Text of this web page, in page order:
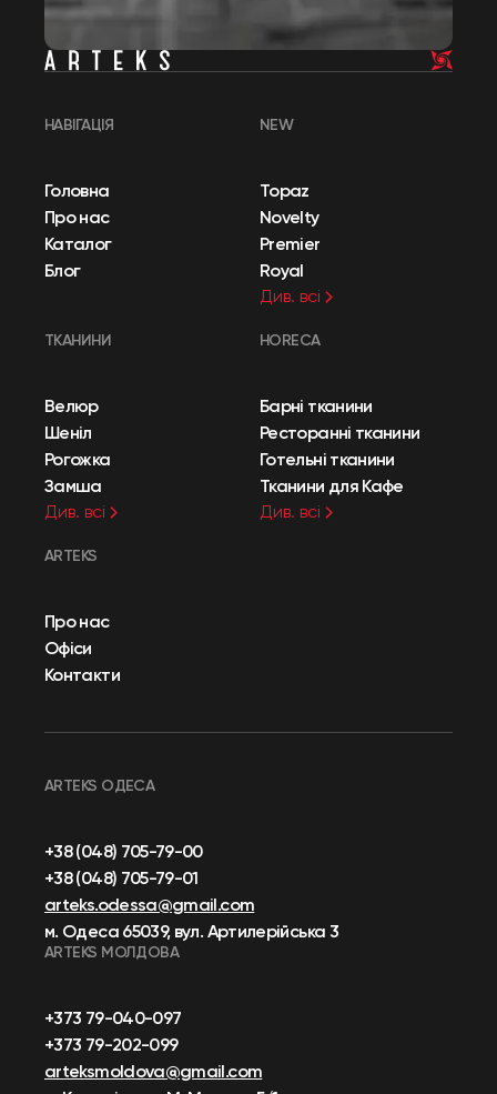
НАВІГАЦІЯ
Головна
Про нас
Каталог
Блог
NEW
Topaz
Novelty
Premier
Royal
Див. всі
ТКАНИНИ
Велюр
Шеніл
Рогожка
Замша
Див. всі
HORECA
Барні тканини
Ресторанні тканини
Готельні тканини
Тканини для Кафе
Див. всі
ARTEKS
Про нас
Офіси
Контакти
ARTEKS ОДЕСА
+38 (048) 705-79-00
+38 (048) 705-79-01
arteks.odessa@gmail.com
м. Одеса 65039, вул. Артилерійська 3
ARTEKS МОЛДОВА
+373 79-040-097
+373 79-202-099
arteksmoldova@gmail.com